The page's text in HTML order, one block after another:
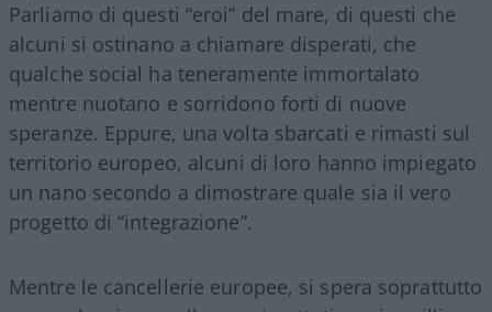
Parliamo di questi “eroi” del mare, di questi che
alcuni si ostinano a chiamare disperati, che
qualche social ha teneramente immortalato
mentre nuotano e sorridono forti di nuove
speranze. Eppure, una volta sbarcati e rimasti sul
territorio europeo, alcuni di loro hanno impiegato
un nano secondo a dimostrare quale sia il vero
progetto di “integrazione”.
Mentre le cancellerie europee, si spera soprattutto